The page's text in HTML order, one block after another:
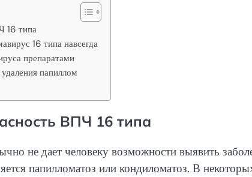
16 типа
16 типа навсегда
препаратами
папиллом
ВПЧ 16 типа
не дает человеку возможности выявить
папилломатоз или кондиломатоз. В